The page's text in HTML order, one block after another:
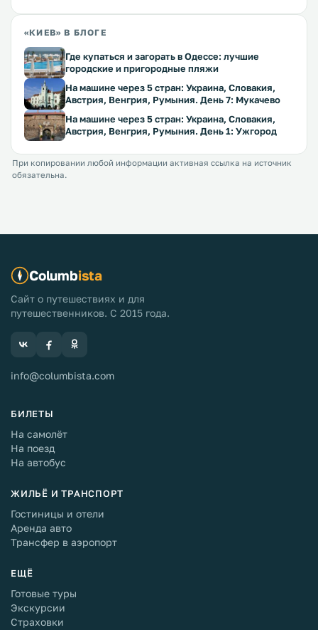
«КИЕВ» В БЛОГЕ
Где купаться и загорать в Одессе: лучшие
городские и пригородные пляжи
На машине через 5 стран: Украина, Словакия,
Австрия, Венгрия, Румыния. День 7: Мукачево
На машине через 5 стран: Украина, Словакия,
Австрия, Венгрия, Румыния. День 1: Ужгород
При копировании любой информации активная ссылка на источник
обязательна.
Columbista
Сайт о путешествиях и для
путешественников. С 2015 года.
info@columbista.com
БИЛЕТЫ
На самолёт
На поезд
На автобус
ЖИЛЬЁ И ТРАНСПОРТ
Гостиницы и отели
Аренда авто
Трансфер в аэропорт
ЕЩЁ
Готовые туры
Экскурсии
Страховки